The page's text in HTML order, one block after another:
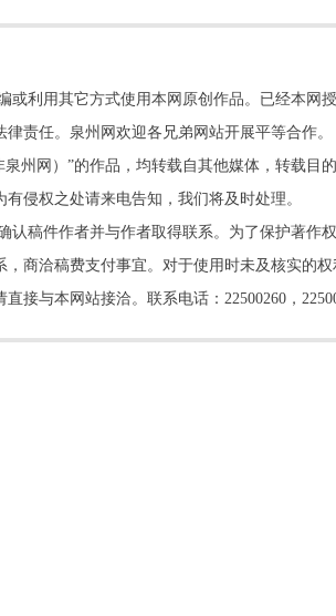
利用其它方式使用本网原创作品。已经本网
责任。泉州网欢迎各兄弟网站开展平等合作。
州网）”的作品，均转载自其他媒体，转载目
侵权之处请来电告知，我们将及时处理。
稿件作者并与作者取得联系。为了保护著作
，商洽稿费支付事宜。对于使用时未及核实的
接与本网站接洽。联系电话：22500260，